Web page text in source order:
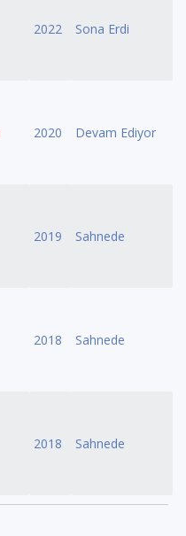
2022 Sona Erdi
2020 Devam Ediyor
2019 Sahnede
2018 Sahnede
2018 Sahnede